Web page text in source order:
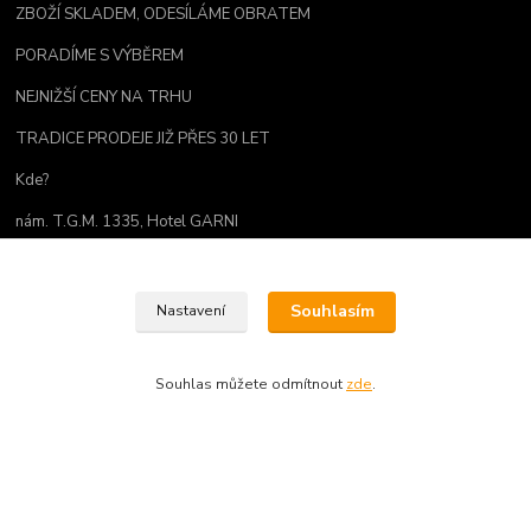
ZBOŽÍ SKLADEM, ODESÍLÁME OBRATEM
PORADÍME S VÝBĚREM
NEJNIŽŠÍ CENY NA TRHU
TRADICE PRODEJE JIŽ PŘES 30 LET
Kde?
nám. T.G.M. 1335, Hotel GARNI
Nastavení Souhlasím
Souhlas můžete odmítnout zde.